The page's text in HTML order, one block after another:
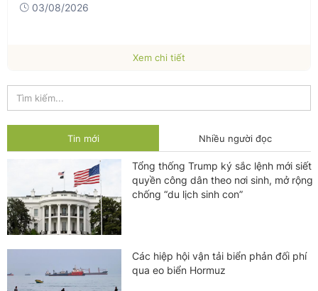
03/08/2026
Xem chi tiết
Tin mới Nhiều người đọc
Tổng thống Trump ký sắc lệnh mới siết
quyền công dân theo nơi sinh, mở rộng
chống “du lịch sinh con”
Các hiệp hội vận tải biển phản đối phí
qua eo biển Hormuz